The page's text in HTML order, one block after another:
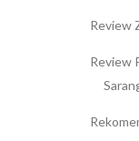
Review
Review